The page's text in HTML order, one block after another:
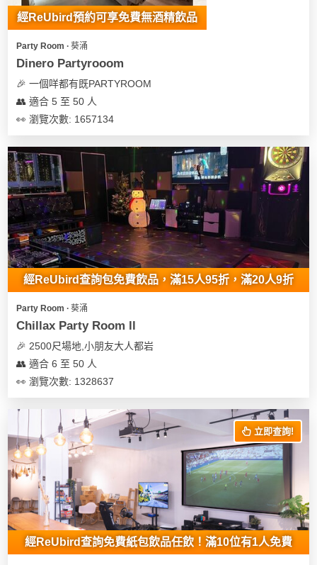
煮
系
列
會
及
拍
餐
廳
BBQ
場
地
新
奇
玩
驗
工
作
坊
戶
外
玩
樂
經ReUbird預約可享免費無酒精飲品
Party Room ∙ 葵涌
Dinero Partyrooom
🎉 一個咩都有既PARTYROOM
👥 適合 5 至 50 人
👀 瀏覽次數: 1657134
經ReUbird查詢包免費飲品，滿15人95折，滿20人9折
Party Room ∙ 葵涌
Chillax Party Room ll
🎉 2500尺場地,小朋友大人都岩
👥 適合 6 至 50 人
👀 瀏覽次數: 1328637
立即查詢!
經ReUbird查詢免費紙包飲品任飲！滿10位有1人免費